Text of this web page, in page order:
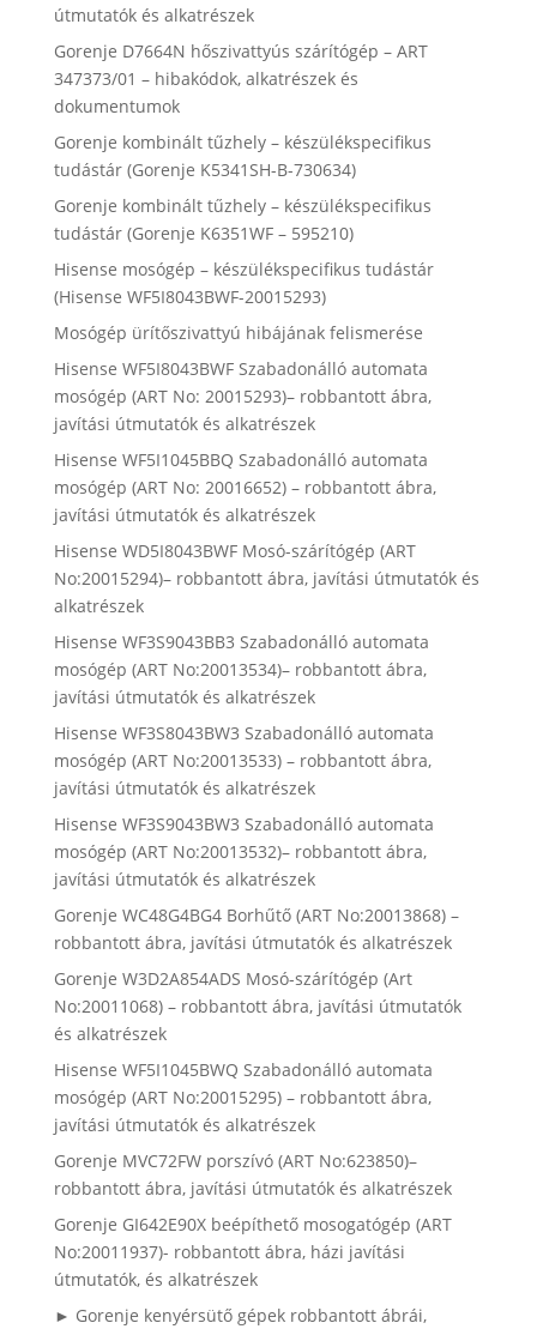
útmutatók és alkatrészek
Gorenje D7664N hőszivattyús szárítógép – ART
347373/01 – hibakódok, alkatrészek és
dokumentumok
Gorenje kombinált tűzhely – készülékspecifikus
tudástár (Gorenje K5341SH-B-730634)
Gorenje kombinált tűzhely – készülékspecifikus
tudástár (Gorenje K6351WF – 595210)
Hisense mosógép – készülékspecifikus tudástár
(Hisense WF5I8043BWF-20015293)
Mosógép ürítőszivattyú hibájának felismerése
Hisense WF5I8043BWF Szabadonálló automata
mosógép (ART No: 20015293)– robbantott ábra,
javítási útmutatók és alkatrészek
Hisense WF5I1045BBQ Szabadonálló automata
mosógép (ART No: 20016652) – robbantott ábra,
javítási útmutatók és alkatrészek
Hisense WD5I8043BWF Mosó-szárítógép (ART
No:20015294)– robbantott ábra, javítási útmutatók és
alkatrészek
Hisense WF3S9043BB3 Szabadonálló automata
mosógép (ART No:20013534)– robbantott ábra,
javítási útmutatók és alkatrészek
Hisense WF3S8043BW3 Szabadonálló automata
mosógép (ART No:20013533) – robbantott ábra,
javítási útmutatók és alkatrészek
Hisense WF3S9043BW3 Szabadonálló automata
mosógép (ART No:20013532)– robbantott ábra,
javítási útmutatók és alkatrészek
Gorenje WC48G4BG4 Borhűtő (ART No:20013868) –
robbantott ábra, javítási útmutatók és alkatrészek
Gorenje W3D2A854ADS Mosó-szárítógép (Art
No:20011068) – robbantott ábra, javítási útmutatók
és alkatrészek
Hisense WF5I1045BWQ Szabadonálló automata
mosógép (ART No:20015295) – robbantott ábra,
javítási útmutatók és alkatrészek
Gorenje MVC72FW porszívó (ART No:623850)–
robbantott ábra, javítási útmutatók és alkatrészek
Gorenje GI642E90X beépíthető mosogatógép (ART
No:20011937)- robbantott ábra, házi javítási
útmutatók, és alkatrészek
► Gorenje kenyérsütő gépek robbantott ábrái,